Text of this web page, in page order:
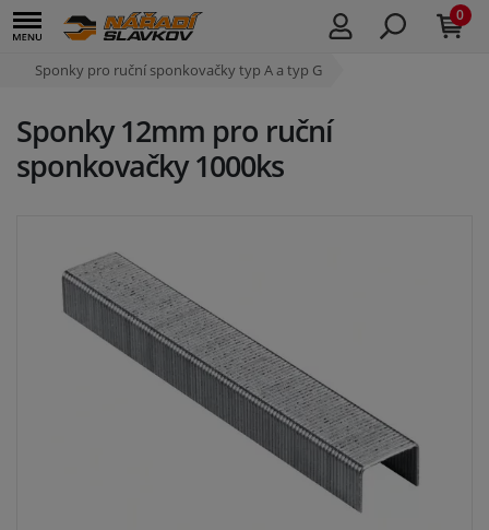
0
Sponky pro ruční sponkovačky typ A a typ G
Sponky 12mm pro ruční
sponkovačky 1000ks